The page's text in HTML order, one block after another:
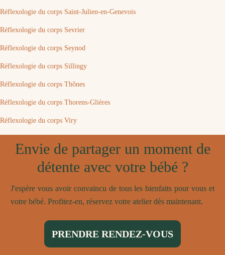
Réflexologie du corps Saint-Julien-en-Genevois
Réflexologie du corps Sevrier
Réflexologie du corps Seynod
Réflexologie du corps Sillingy
Réflexologie du corps Thônes
Réflexologie du corps Thorens-Glières
Réflexologie du corps Viry
Envie de partager un moment de
détente avec votre bébé ?
J'espère vous avoir convaincu de tous les bienfaits pour vous et
votre bébé. Profitez-en, réservez votre atelier dès maintenant.
PRENDRE RENDEZ-VOUS